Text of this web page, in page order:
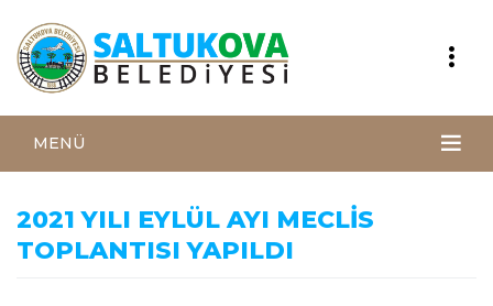
MENÜ
2021 YILI EYLÜL AYI MECLİS
TOPLANTISI YAPILDI